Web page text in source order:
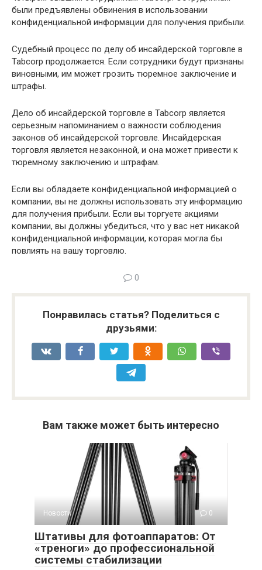
были предъявлены обвинения в использовании
конфиденциальной информации для получения прибыли.
Судебный процесс по делу об инсайдерской торговле в
Tabcorp продолжается. Если сотрудники будут признаны
виновными, им может грозить тюремное заключение и
штрафы.
Дело об инсайдерской торговле в Tabcorp является
серьезным напоминанием о важности соблюдения
законов об инсайдерской торговле. Инсайдерская
торговля является незаконной, и она может привести к
тюремному заключению и штрафам.
Если вы обладаете конфиденциальной информацией о
компании, вы не должны использовать эту информацию
для получения прибыли. Если вы торгуете акциями
компании, вы должны убедиться, что у вас нет никакой
конфиденциальной информации, которая могла бы
повлиять на вашу торговлю.
0
Понравилась статья? Поделиться с
друзьями:
Вам также может быть интересно
Новости 0
Штативы для фотоаппаратов: От
«треноги» до профессиональной
системы стабилизации